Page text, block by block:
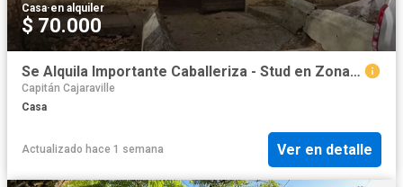
Casa·en alquiler
$ 70.000
Se Alquila Importante Caballeriza - Stud en Zona Martínez
Capitán Cajaraville
Casa
Actualizado hace 1 semana Ver en detalle